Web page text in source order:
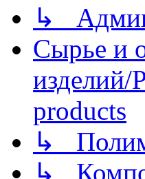
↳
Сырье и
изделий/
products
↳
↳